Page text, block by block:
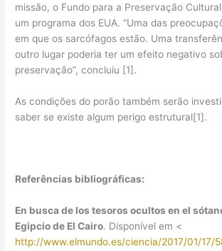
missão, o Fundo para a Preservação
um programa dos EUA. “Uma das
em que os sarcófagos estão. Uma
outro lugar poderia ter um efeito negativo
preservação”, concluiu [1].
As condições do porão também serão
saber se existe algum perigo estrutural[1].
Referências bibliográficas:
En busca de los tesoros ocultos en el
Egipcio de El Cairo. Disponível em <
http://www.elmundo.es/ciencia/2017/01/17/